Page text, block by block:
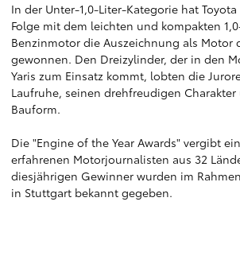
In der Unter-1,0-Liter-Kategorie hat
Folge mit dem leichten und kompakten
Benzinmotor die Auszeichnung als Motor
gewonnen. Den Dreizylinder, der in den
Yaris zum Einsatz kommt, lobten die
Laufruhe, seinen drehfreudigen
Bauform.
Die "Engine of the Year Awards" vergibt
erfahrenen Motorjournalisten aus 32
diesjährigen Gewinner wurden im
in Stuttgart bekannt gegeben.